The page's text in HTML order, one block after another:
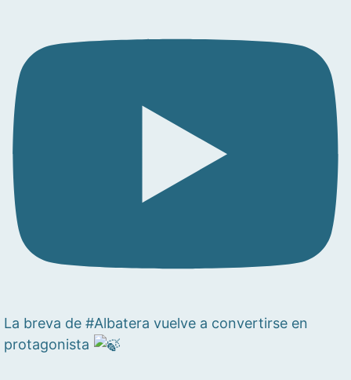
La breva de #Albatera vuelve a convertirse en
protagonista